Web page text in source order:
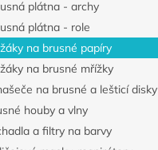
plátna - archy
plátna - role
na brusné papíry
na brusné mřížky
na brusné a lešticí disky
houby a vlny
a filtry na barvy